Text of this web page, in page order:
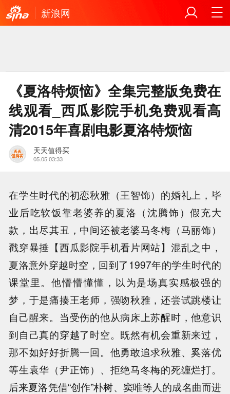
新浪网
《夏洛特烦恼》全集完整版免费在
线观看_西瓜影院手机免费观看高
清2015年喜剧电影夏洛特烦恼
天天值得买
05.05 03:33
在学生时代的初恋秋雅（王智饰）的婚礼上，毕
业后吃软饭靠老婆养的夏洛（沈腾饰）假充大
款，出尽其丑，中间还被老婆马冬梅（马丽饰）
戳穿暴捶【西瓜影院手机看片网站】混乱之中，
夏洛意外穿越时空，回到了1997年的学生时代的
课堂里。他懵懵懂懂，以为是场真实感极强的
梦，于是痛揍王老师，强吻秋雅，还尝试跳楼让
自己醒来。当受伤的他从病床上苏醒时，他意识
到自己真的穿越了时空。既然有机会重新来过，
那不如好好折腾一回。他勇敢追求秋雅、奚落优
等生袁华（尹正饰）、拒绝马冬梅的死缠烂打。
后来夏洛凭借“创作”朴树、窦唯等人的成名曲而进